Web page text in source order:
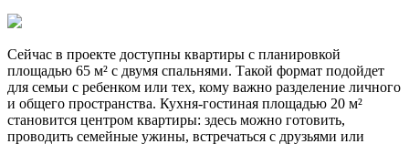
Сейчас в проекте доступны квартиры с планировкой
площадью 65 м² с двумя спальнями. Такой формат подойдет
для семьи с ребенком или тех, кому важно разделение личного
и общего пространства. Кухня-гостиная площадью 20 м²
становится центром квартиры: здесь можно готовить,
проводить семейные ужины, встречаться с друзьями или